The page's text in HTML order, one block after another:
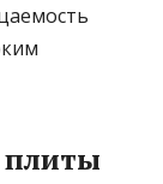
плиты